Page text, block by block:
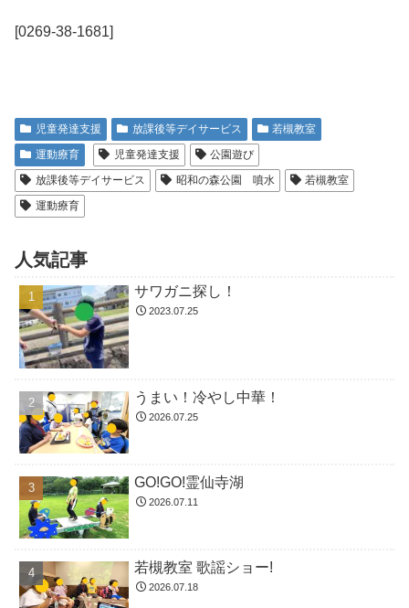
[0269-38-1681]
児童発達支援 放課後等デイサービス
若槻教室
運動療育
児童発達支援
公園遊び
放課後等デイサービス
昭和の森公園 噴水
若槻教室
運動療育
人気記事
サワガニ探し！
2023.07.25
うまい！冷やし中華！
2026.07.25
GO!GO!霊仙寺湖
2026.07.11
若槻教室 歌謡ショー!
2026.07.18